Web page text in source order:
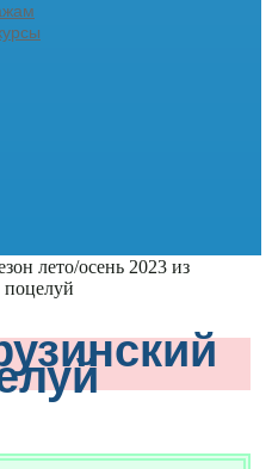
лето/осень 2023 из